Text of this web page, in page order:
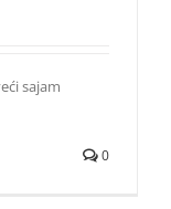
sajam
0